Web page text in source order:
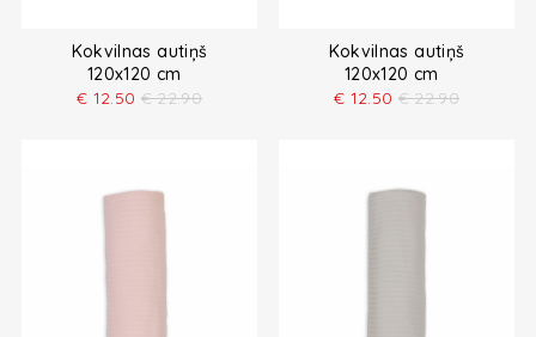
Kokvilnas autiņš
120x120 cm
€ 12.50 € 22.90
Kokvilnas autiņš
120x120 cm
€ 12.50 € 22.90